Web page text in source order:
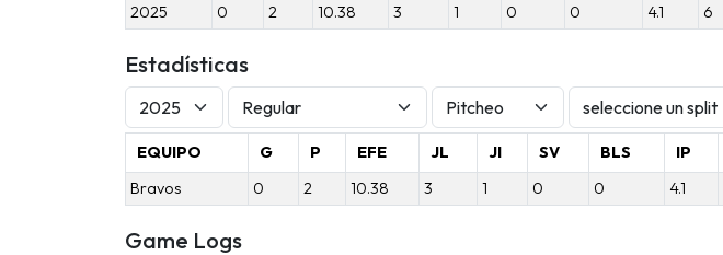
2025
0 2 10.38 3 1 0 0 4.1 6
Estadísticas
EQUIPO G P EFE JL JI SV BLS IP
Bravos
0 2 10.38 3 1 0 0 4.1
Game Logs